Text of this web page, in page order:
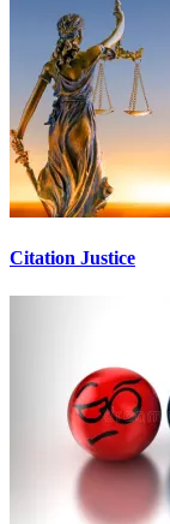
Citation Justice